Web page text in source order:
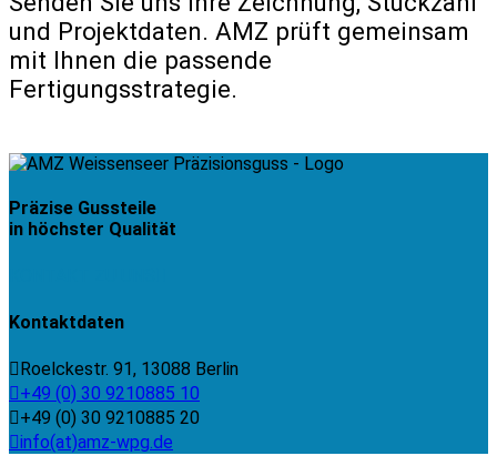
und Projektdaten. AMZ prüft gemeinsam
mit Ihnen die passende
Fertigungsstrategie.
Präzise Gussteile
in höchster Qualität
Kontaktdaten
Roelckestr. 91, 13088 Berlin
+49 (0) 30 9210885 10
+49 (0) 30 9210885 20
info(at)amz-wpg.de